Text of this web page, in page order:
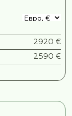
историю
по
далее -
Далее —